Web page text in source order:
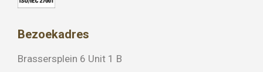
Bezoekadres
Brassersplein 6 Unit 1 B